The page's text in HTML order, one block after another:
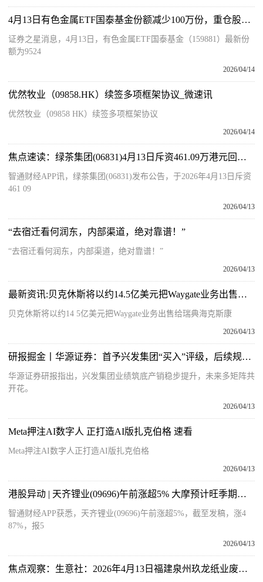
4月13日有色金属ETF国泰基金份额减少100万份，重仓股紫金矿业、洛阳钼业、北方稀土-今日精选
证券之星消息，4月13日，有色金属ETF国泰基金（159881）最新份
额为9524
2026/04/14
优然牧业（09858.HK）续签多项框架协议_微速讯
优然牧业（09858 HK）续签多项框架协议
2026/04/14
焦点速读：绿茶集团(06831)4月13日斥资461.09万港元回购54.96万股
智通财经APP讯，绿茶集团(06831)发布公告，于2026年4月13日斥资
461 09
2026/04/13
“去宿迁看何润东，内部渠道，绝对靠谱！”
“去宿迁看何润东，内部渠道，绝对靠谱！”
2026/04/13
最新资讯:贝克休斯将以约14.5亿美元把Waygate业务出售给瑞典海克斯康
贝克休斯将以约14 5亿美元把Waygate业务出售给瑞典海克斯康
2026/04/13
研报掘金丨华源证券：首予兴发集团“买入”评级，后续规划项目多，分红力度优异
华源证券研报指出，兴发集团业绩筑底产销稳步提升，未来多矩阵共
开花。
2026/04/13
Meta押注AI数字人 正打造AI版扎克伯格 速看
Meta押注AI数字人正打造AI版扎克伯格
2026/04/13
港股异动 | 天齐锂业(09696)午前涨超5% 大摩预计旺季期间市场供应将进一步收紧
智通财经APP获悉，天齐锂业(09696)午前涨超5%，截至发稿，涨4
87%，报5
2026/04/13
焦点观察：生意社：2026年4月13日福建泉州玖龙纸业废纸收购价格上调